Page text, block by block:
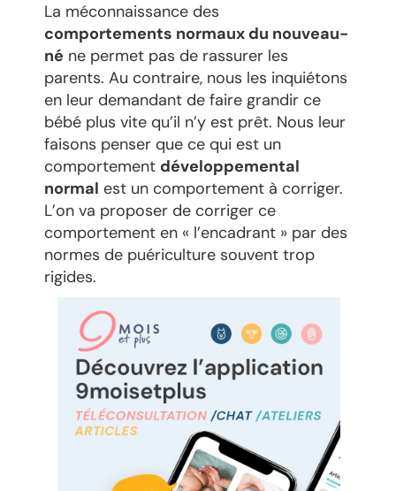
La méconnaissance des
comportements normaux du nouveau-
né ne permet pas de rassurer les
parents. Au contraire, nous les inquiétons
en leur demandant de faire grandir ce
bébé plus vite qu’il n’y est prêt. Nous leur
faisons penser que ce qui est un
comportement développemental
normal est un comportement à corriger.
L’on va proposer de corriger ce
comportement en « l’encadrant » par des
normes de puériculture souvent trop
rigides.